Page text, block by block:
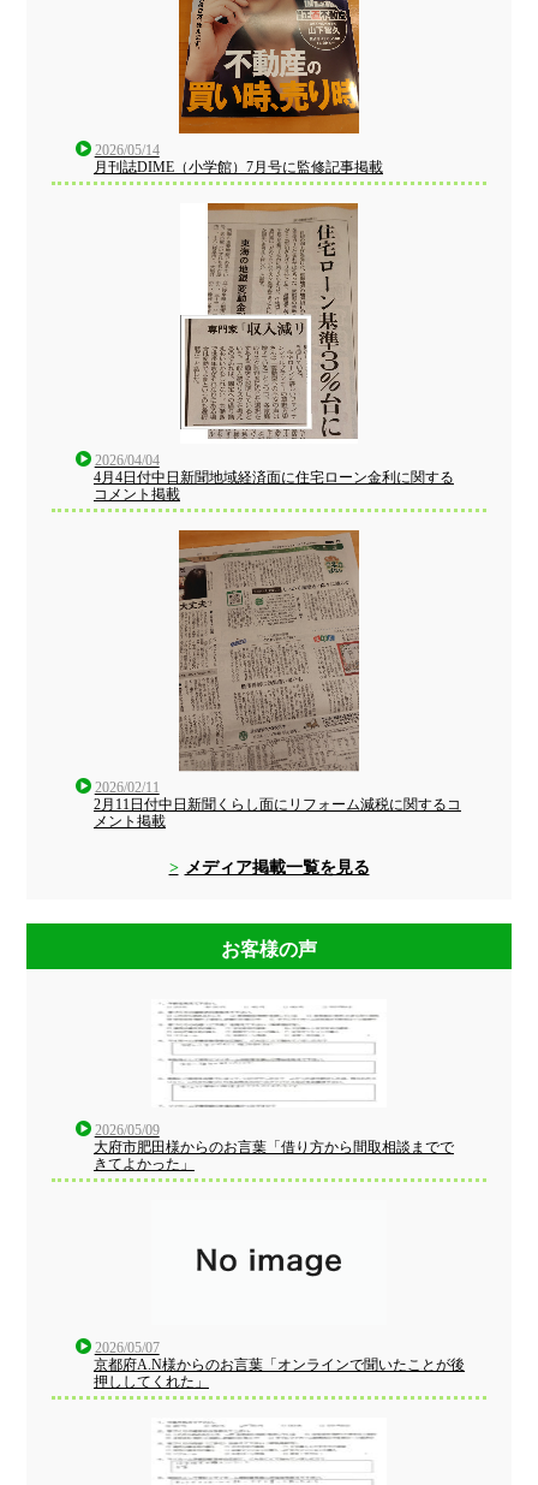
2026/05/14
月刊誌DIME（小学館）7月号に監修記事掲載
2026/04/04
4月4日付中日新聞地域経済面に住宅ローン金利に関する
コメント掲載
2026/02/11
2月11日付中日新聞くらし面にリフォーム減税に関するコ
メント掲載
メディア掲載一覧を見る
お客様の声
2026/05/09
大府市肥田様からのお言葉「借り方から間取相談までで
きてよかった」
2026/05/07
京都府A.N様からのお言葉「オンラインで聞いたことが後
押ししてくれた」